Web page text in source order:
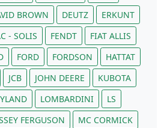
BROWN DEUTZ
ERKUNT
- SOLIS FENDT
FIAT ALLIS
FORD FORDSON
HATTAT
JCB JOHN DEERE
KUBOTA
LOMBARDINI
LS
FERGUSON
MC CORMICK